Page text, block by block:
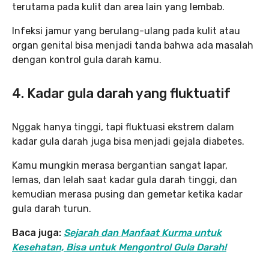
terutama pada kulit dan area lain yang lembab.
Infeksi jamur yang berulang-ulang pada kulit atau
organ genital bisa menjadi tanda bahwa ada masalah
dengan kontrol gula darah kamu.
4. Kadar gula darah yang fluktuatif
Nggak hanya tinggi, tapi fluktuasi ekstrem dalam
kadar gula darah juga bisa menjadi gejala diabetes.
Kamu mungkin merasa bergantian sangat lapar,
lemas, dan lelah saat kadar gula darah tinggi, dan
kemudian merasa pusing dan gemetar ketika kadar
gula darah turun.
Baca juga: Sejarah dan Manfaat Kurma untuk
Kesehatan, Bisa untuk Mengontrol Gula Darah!